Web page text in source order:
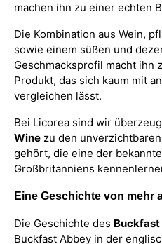
machen ihn zu einer echten
Die Kombination aus Wein,
sowie einem süßen und
Geschmacksprofil macht ihn
Produkt, das sich kaum mit
vergleichen lässt.
Bei Licorea sind wir
Wine zu den
gehört, die eine der
Großbritanniens
Eine Geschichte von mehr
Die Geschichte des Buckfast
Buckfast Abbey in der